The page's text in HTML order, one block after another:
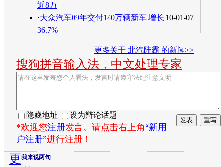
近8万
10-01-07
·大众汽车09年交付140万辆新车 增长
36.7%
更多关于 北汽陆霸 的新闻>>
搜狗拼音输入法，中文处理专家
隐藏地址 设为辩论话题
*欢迎您注册发言。请点击右上角“新用
户注册”进行注册！
我来说两句
更